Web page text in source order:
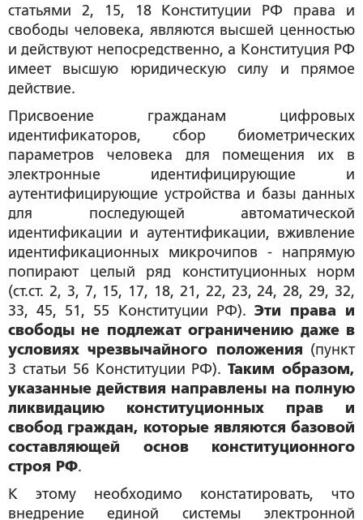
статьями 2, 15, 18 Конституции РФ права и
свободы человека, являются высшей ценностью
и действуют непосредственно, а Конституция РФ
имеет высшую юридическую силу и прямое
действие.
Присвоение гражданам цифровых
идентификаторов, сбор биометрических
параметров человека для помещения их в
электронные идентифицирующие и
аутентифицирующие устройства и базы данных
для последующей автоматической
идентификации и аутентификации, вживление
идентификационных микрочипов - напрямую
попирают целый ряд конституционных норм
(ст.ст. 2, 3, 7, 15, 17, 18, 21, 22, 23, 24, 28, 29, 32,
33, 45, 51, 55 Конституции РФ). Эти права и
свободы не подлежат ограничению даже в
условиях чрезвычайного положения (пункт
3 статьи 56 Конституции РФ).Таким образом,
указанные действия направлены на полную
ликвидацию конституционных прав и
свобод граждан, которые являются базовой
составляющей основ конституционного
строя РФ.
К этому необходимо констатировать, что
внедрение единой системы электронной